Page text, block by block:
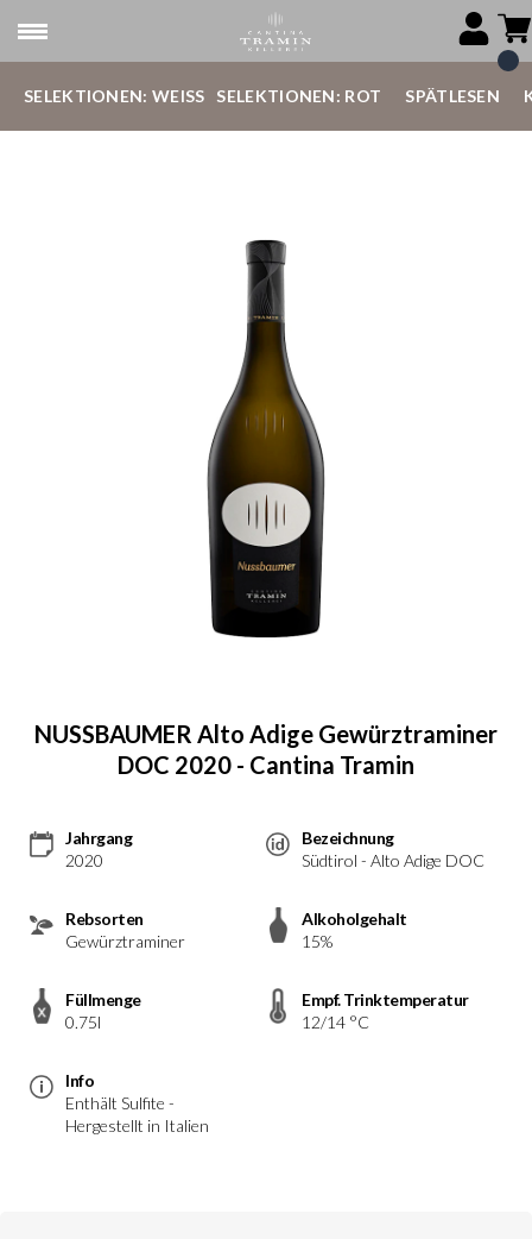
SELEKTIONEN: WEISS SELEKTIONEN: ROT SPÄTLESEN
NUSSBAUMER Alto Adige Gewürztraminer
DOC 2020 - Cantina Tramin
Jahrgang
2020
Bezeichnung
Südtirol - Alto Adige DOC
Rebsorten
Gewürztraminer
Alkoholgehalt
15%
Füllmenge
0.75l
Empf. Trinktemperatur
12/14 °C
Info
Enthält Sulfite -
Hergestellt in Italien